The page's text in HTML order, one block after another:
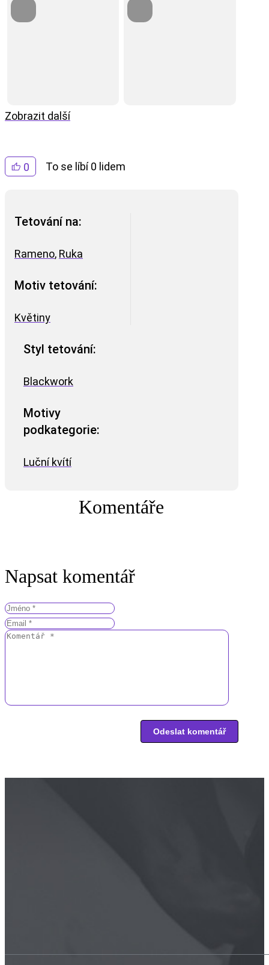
0 To se líbí 0 lidem
Tetování na:
Rameno, Ruka
Motiv tetování:
Květiny
Styl tetování:
Blackwork
Motivy
podkategorie:
Luční kvítí
Komentáře
Napsat komentář
Zobrazit další